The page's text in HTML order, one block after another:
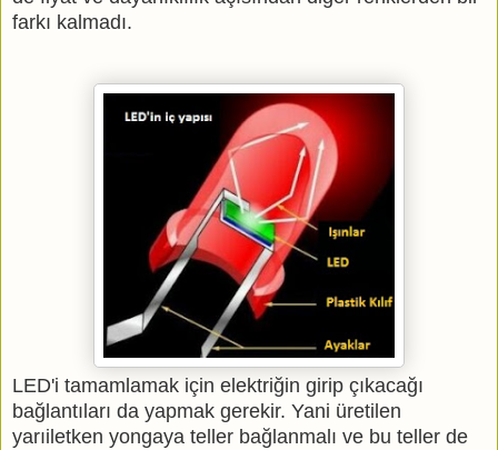
farkı kalmadı.
LED'i tamamlamak için elektriğin girip çıkacağı
bağlantıları da yapmak gerekir. Yani üretilen
yarıiletken yongaya teller bağlanmalı ve bu teller de